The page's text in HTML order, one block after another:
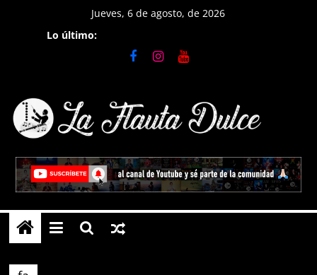
contenido
Jueves, 6 de agosto, de 2026
Lo último:
La
Flauta
Dulce
Tutoriales
en